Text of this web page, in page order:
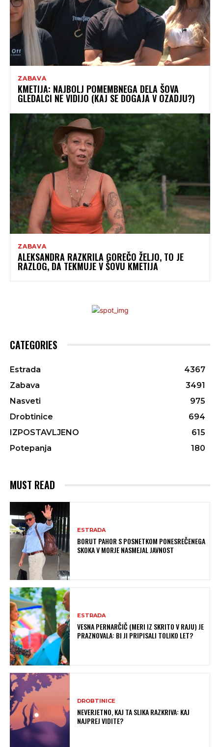
ZABAVA
KMETIJA: NAJBOLJ POMEMBNEGA DELA ŠOVA
GLEDALCI NE VIDIJO (KAJ SE DOGAJA V OZADJU?)
ZABAVA
ALEKSANDRA RAZKRILA GOREČO ŽELJO, TO JE
RAZLOG, DA TEKMUJE V ŠOVU KMETIJA
CATEGORIES
Estrada
4367
Zabava
3491
Nasveti
975
Drobtinice
694
IZPOSTAVLJENO
615
Potepanja
180
MUST READ
ESTRADA
BORUT PAHOR S POSNETKOM PONESREČENEGA
SKOKA V MORJE NASMEJAL JAVNOST
ESTRADA
VESNA PERNARČIČ (MERI IZ SKRITO V RAJU) JE
PRAZNOVALA: BI JI PRIPISALI TOLIKO LET?
DROBTINICE
NEVERJETNO, KAJ TA SLIKA RAZKRIVA: KAJ
NAJPREJ VIDITE?